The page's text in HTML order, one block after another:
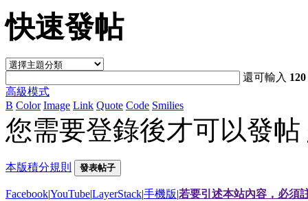
快速發帖
還可輸入 120
高級模式
B Color Image Link Quote Code Smilies
您需要登錄後才可以發帖
本版積分規則 發表帖子
Facebook|YouTube|LayerStack|手機版|若要引述本站內容，必須